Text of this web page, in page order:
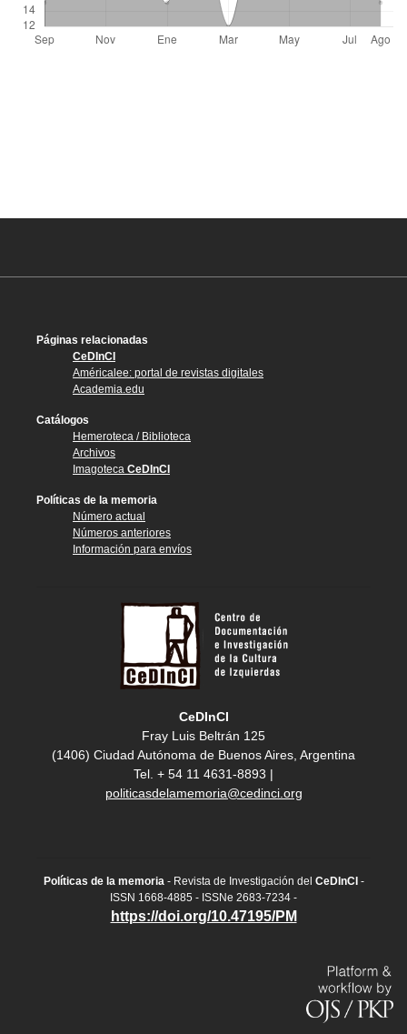
Páginas relacionadas
CeDInCI
Américalee: portal de revistas digitales
Academia.edu
Catálogos
Hemeroteca / Biblioteca
Archivos
Imagoteca CeDInCI
Políticas de la memoria
Número actual
Números anteriores
Información para envíos
CeDInCI
Fray Luis Beltrán 125
(1406) Ciudad Autónoma de Buenos Aires, Argentina
Tel. + 54 11 4631-8893 |
politicasdelamemoria@cedinci.org
Políticas de la memoria- Revista de Investigación del CeDInCI -
ISSN 1668-4885 - ISSNe 2683-7234 -
https://doi.org/10.47195/PM